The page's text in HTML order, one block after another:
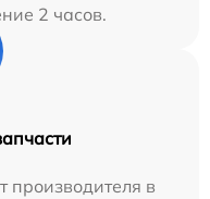
2 часов.
производителя в